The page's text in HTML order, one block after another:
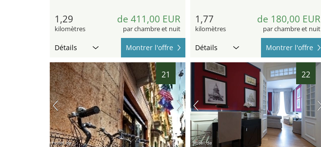
1,29
kilomètres
de 411,00 EUR
par chambre et nuit
Détails Montrer l'offre
1,77
kilomètres
de 180,00 EUR
par chambre et nuit
Détails Montrer l'offre
21
hotel.de
22
hotel.de